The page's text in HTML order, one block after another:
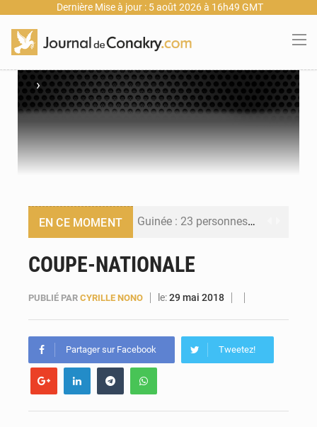
Dernière Mise à jour : 5 août 2026 à 16h49 GMT
›
EN CE MOMENT Guinée : 23 personnes interpellées après les affrontements entre Bankoumana et Djoma Balandou à Mandiana
Guinée : l’Assemblée nationale valide d’importants financements pour les mines, l’énergie et les infrastructures
COUPE-NATIONALE
PUBLIÉ PAR CYRILLE NONO le:29 mai 2018
Partager sur Facebook Tweetez!